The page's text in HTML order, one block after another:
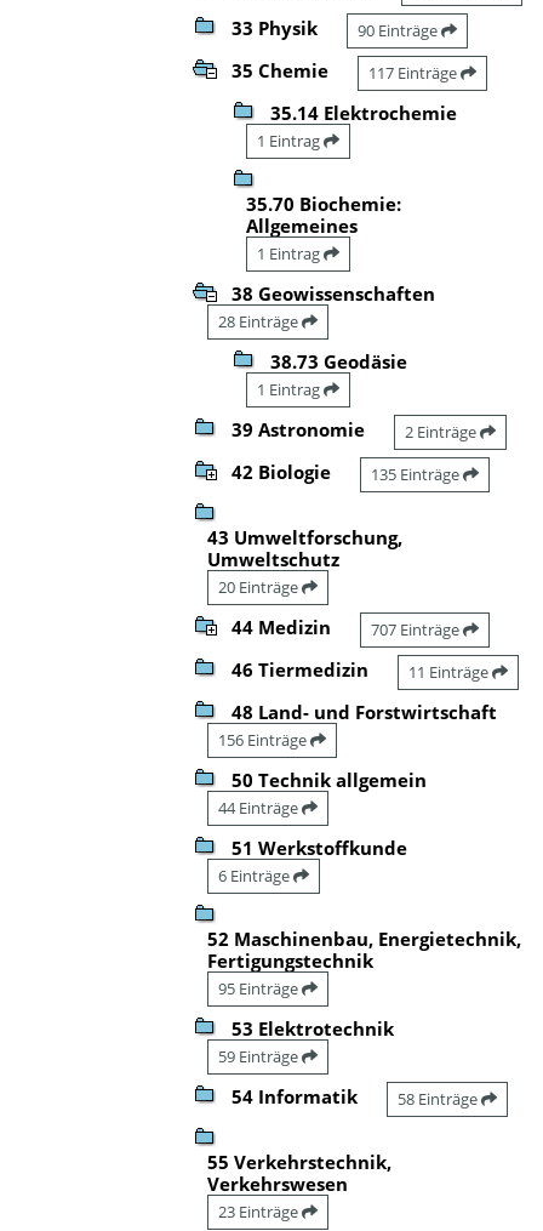
33 Physik 90 Einträge
35 Chemie 117 Einträge
35.14 Elektrochemie
1 Eintrag
35.70 Biochemie:
Allgemeines
1 Eintrag
38 Geowissenschaften
28 Einträge
38.73 Geodäsie
1 Eintrag
39 Astronomie 2 Einträge
42 Biologie 135 Einträge
43 Umweltforschung,
Umweltschutz
20 Einträge
44 Medizin 707 Einträge
46 Tiermedizin 11 Einträge
48 Land- und Forstwirtschaft
156 Einträge
50 Technik allgemein
44 Einträge
51 Werkstoffkunde
6 Einträge
52 Maschinenbau, Energietechnik,
Fertigungstechnik
95 Einträge
53 Elektrotechnik
59 Einträge
54 Informatik 58 Einträge
55 Verkehrstechnik,
Verkehrswesen
23 Einträge